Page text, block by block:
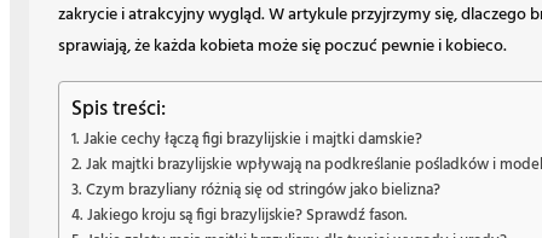
zakrycie i atrakcyjny wygląd. W artykule przyjrzymy się, dlaczego
sprawiają, że każda kobieta może się poczuć pewnie i kobieco.
Spis treści:
Jakie cechy łączą figi brazylijskie i majtki damskie?
Jak majtki brazylijskie wpływają na podkreślanie pośladków i
Czym brazyliany różnią się od stringów jako bielizna?
Jakiego kroju są figi brazylijskie? Sprawdź fason.